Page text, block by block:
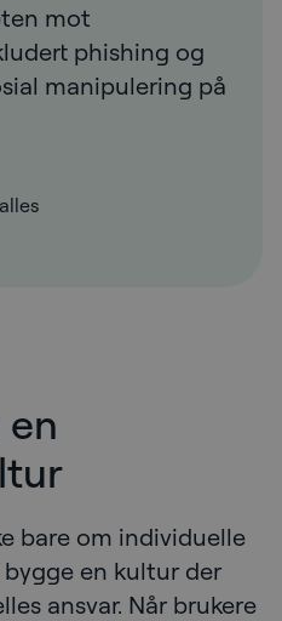
mot
phishing og
manipulering på
bare om individuelle
en kultur der
ansvar. Når brukere